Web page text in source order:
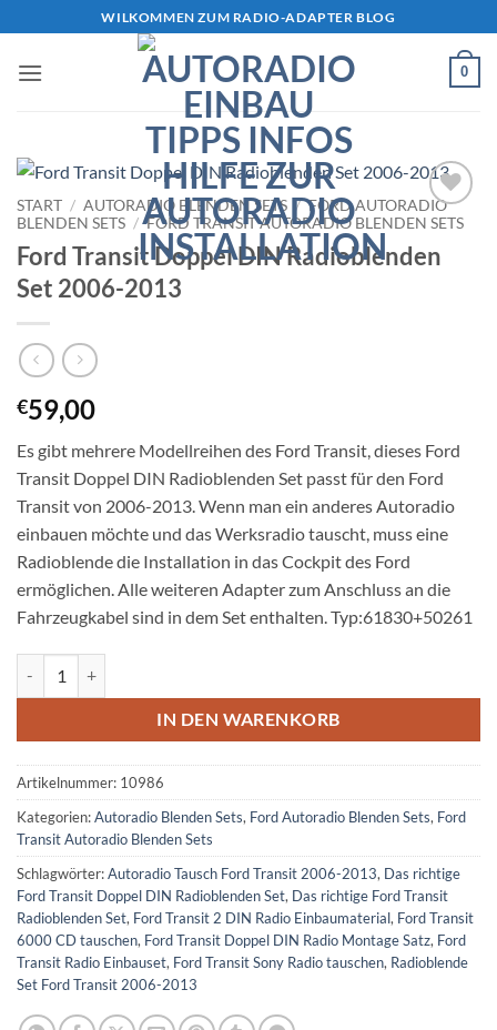
Inhalt
springen
WILKOMMEN ZUM RADIO-ADAPTER BLOG
0
Zu
Wunschliste
hinzufügen
START / AUTORADIO BLENDEN SETS / FORD AUTORADIO
BLENDEN SETS / FORD TRANSIT AUTORADIO BLENDEN SETS
Ford Transit Doppel DIN Radioblenden
Set 2006-2013
€59,00
Es gibt mehrere Modellreihen des Ford Transit, dieses Ford
Transit Doppel DIN Radioblenden Set passt für den Ford
Transit von 2006-2013. Wenn man ein anderes Autoradio
einbauen möchte und das Werksradio tauscht, muss eine
Radioblende die Installation in das Cockpit des Ford
ermöglichen. Alle weiteren Adapter zum Anschluss an die
Fahrzeugkabel sind in dem Set enthalten. Typ:61830+50261
IN DEN WARENKORB
Artikelnummer: 10986
Kategorien:Autoradio Blenden Sets, Ford Autoradio Blenden Sets, Ford
Transit Autoradio Blenden Sets
Schlagwörter:Autoradio Tausch Ford Transit 2006-2013, Das richtige
Ford Transit Doppel DIN Radioblenden Set, Das richtige Ford Transit
Radioblenden Set, Ford Transit 2 DIN Radio Einbaumaterial, Ford Transit
6000 CD tauschen, Ford Transit Doppel DIN Radio Montage Satz, Ford
Transit Radio Einbauset, Ford Transit Sony Radio tauschen, Radioblende
Set Ford Transit 2006-2013